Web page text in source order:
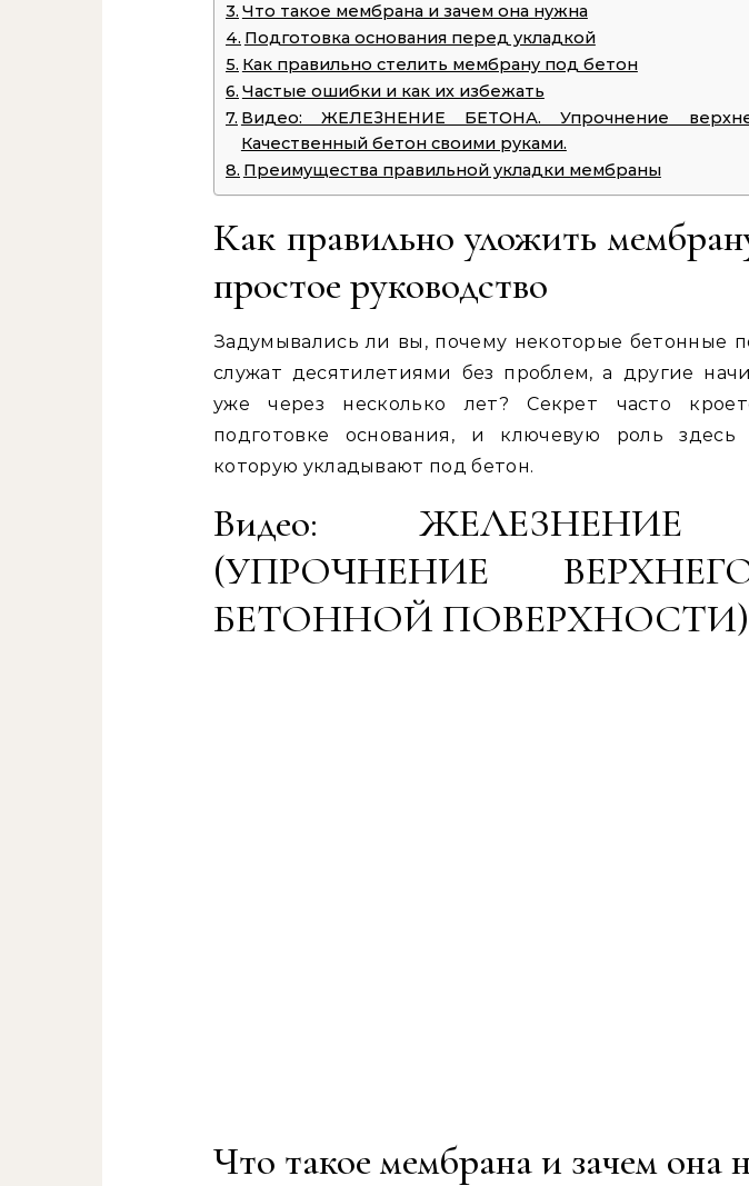
Что такое мембрана и зачем она нужна
Подготовка основания перед укладкой
Как правильно стелить мембрану под бетон
Частые ошибки и как их избежать
Видео: ЖЕЛЕЗНЕНИЕ БЕТОНА. Упрочнение
Качественный бетон своими руками.
Преимущества правильной укладки мембраны
Как правильно уложить
простое руководство
Задумывались ли вы, почему некоторые бетонные
служат десятилетиями без проблем, а другие
уже через несколько лет? Секрет часто
подготовке основания, и ключевую роль здесь
которую укладывают под бетон.
Видео: ЖЕЛЕЗНЕНИЕ
(УПРОЧНЕНИЕ
БЕТОННОЙ ПОВЕРХНОСТИ)
Что такое мембрана и зачем она